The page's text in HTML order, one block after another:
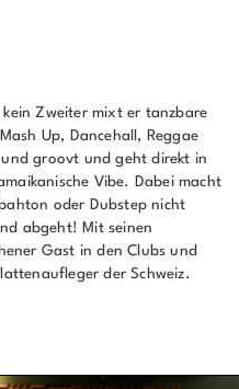
kein Zweiter mixt er tanzbare
Up, Dancehall, Reggae
groovt und geht direkt in
Vibe. Dabei macht
oder Dubstep nicht
abgeht! Mit seinen
Gast in den Clubs und
der Schweiz.